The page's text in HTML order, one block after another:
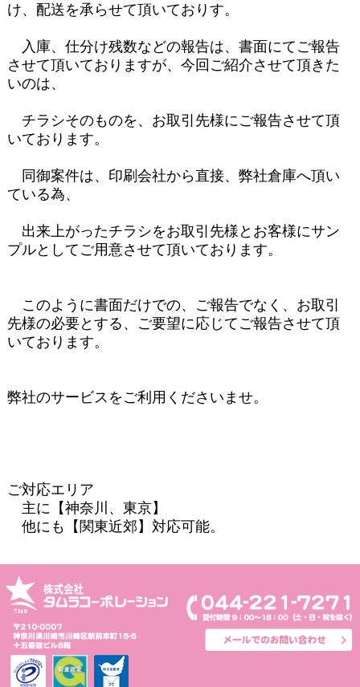
け、配送を承らせて頂いておりす。
入庫、仕分け残数などの報告は、書面にてご報告
させて頂いておりますが、今回ご紹介させて頂きた
いのは、
チラシそのものを、お取引先様にご報告させて頂
いております。
同御案件は、印刷会社から直接、弊社倉庫へ頂い
ている為、
出来上がったチラシをお取引先様とお客様にサン
プルとしてご用意させて頂いております。
このように書面だけでの、ご報告でなく、お取引
先様の必要とする、ご要望に応じてご報告させて頂
いております。
弊社のサービスをご利用くださいませ。
ご対応エリア
主に【神奈川、東京】
他にも【関東近郊】対応可能。